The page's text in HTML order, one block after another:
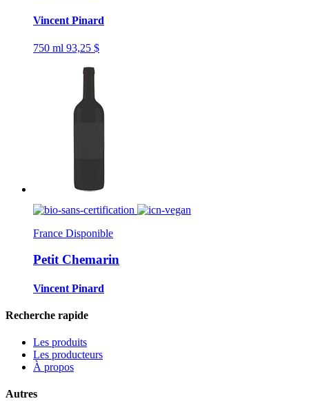
Vincent Pinard
750 ml 93,25 $
France Disponible
Petit Chemarin
Vincent Pinard
Recherche rapide
Les produits
Les producteurs
À propos
Autres